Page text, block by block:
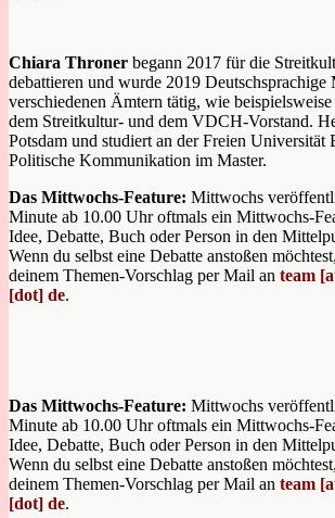
Chiara Throner begann 2017 für die
debattieren und wurde 2019 Deutschsprachige
verschiedenen Ämtern tätig, wie
dem Streitkultur- und dem VDCH-Vorstand.
Potsdam und studiert an der Freien Universität
Politische Kommunikation im Master.
Das Mittwochs-Feature: Mittwochs
Minute ab 10.00 Uhr oftmals ein Mittwochs-
Idee, Debatte, Buch oder Person in den
Wenn du selbst eine Debatte anstoßen
deinem Themen-Vorschlag per Mail an team
[dot] de.
Das Mittwochs-Feature: Mittwochs
Minute ab 10.00 Uhr oftmals ein Mittwochs-
Idee, Debatte, Buch oder Person in den
Wenn du selbst eine Debatte anstoßen
deinem Themen-Vorschlag per Mail an team
[dot] de.